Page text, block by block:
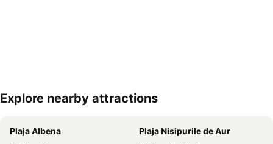
Explore nearby attractions
Plaja Albena
Plaja Nisipurile de Aur